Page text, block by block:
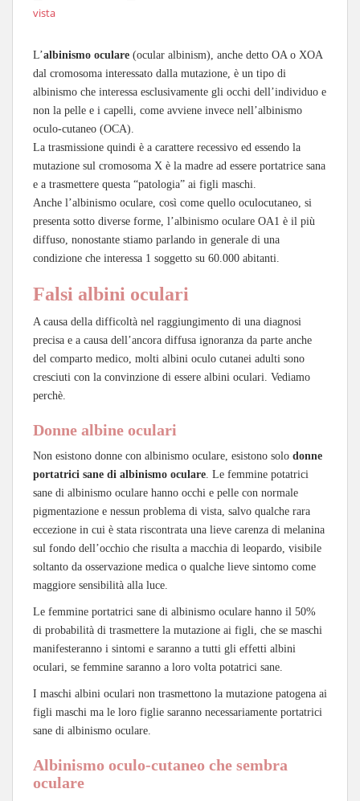
vista
L’albinismo oculare (ocular albinism), anche detto OA o XOA
dal cromosoma interessato dalla mutazione, è un tipo di
albinismo che interessa esclusivamente gli occhi dell’individuo e
non la pelle e i capelli, come avviene invece nell’albinismo
oculo-cutaneo (OCA).
La trasmissione quindi è a carattere recessivo ed essendo la
mutazione sul cromosoma X è la madre ad essere portatrice sana
e a trasmettere questa “patologia” ai figli maschi.
Anche l’albinismo oculare, così come quello oculocutaneo, si
presenta sotto diverse forme, l’albinismo oculare OA1 è il più
diffuso, nonostante stiamo parlando in generale di una
condizione che interessa 1 soggetto su 60.000 abitanti.
Falsi albini oculari
A causa della difficoltà nel raggiungimento di una diagnosi
precisa e a causa dell’ancora diffusa ignoranza da parte anche
del comparto medico, molti albini oculo cutanei adulti sono
cresciuti con la convinzione di essere albini oculari. Vediamo
perchè.
Donne albine oculari
Non esistono donne con albinismo oculare, esistono solo donne
portatrici sane di albinismo oculare . Le femmine potatrici
sane di albinismo oculare hanno occhi e pelle con normale
pigmentazione e nessun problema di vista, salvo qualche rara
eccezione in cui è stata riscontrata una lieve carenza di melanina
sul fondo dell’occhio che risulta a macchia di leopardo, visibile
soltanto da osservazione medica o qualche lieve sintomo come
maggiore sensibilità alla luce.
Le femmine portatrici sane di albinismo oculare hanno il 50%
di probabilità di trasmettere la mutazione ai figli, che se maschi
manifesteranno i sintomi e saranno a tutti gli effetti albini
oculari, se femmine saranno a loro volta potatrici sane.
I maschi albini oculari non trasmettono la mutazione patogena ai
figli maschi ma le loro figlie saranno necessariamente portatrici
sane di albinismo oculare.
Albinismo oculo-cutaneo che sembra
oculare